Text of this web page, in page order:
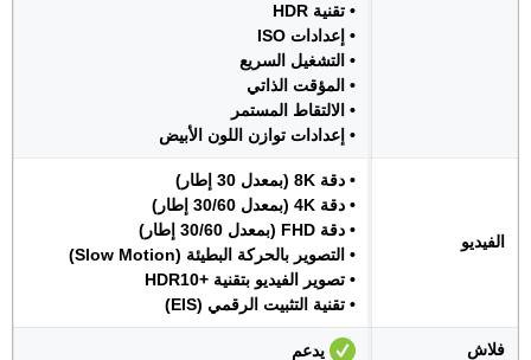
• تقنية HDR
• إعدادات ISO
• التشغيل السريع
• المؤقت الذاتي
• الالتقاط المستمر
• إعدادات توازن اللون الأبيض
الفيديو
• دقة 8K (بمعدل 30 إطار)
• دقة 4K (بمعدل 30/60 إطار)
• دقة FHD (بمعدل 30/60 إطار)
• التصوير بالحركة البطيئة (Slow Motion)
• تصوير الفيديو بتقنية +HDR10
• تقنية التثبيت الرقمي (EIS)
فلاش يدعم